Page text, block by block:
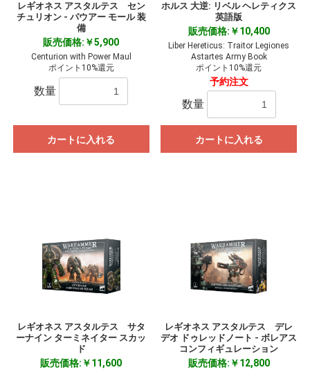
レギオネス アスタルテス セン
チュリオン - パウアー モール 装
備
販売価格:￥5,900
Centurion with Power Maul
ポイント10%還元
数量
カートに入れる
ホルス 大逆: リベル ヘレティクス
英語版
販売価格:￥10,400
Liber Hereticus: Traitor Legiones
Astartes Army Book
ポイント10%還元
予約注文
数量
カートに入れる
レギオネス アスタルテス サタ
ーナイン ターミネイター スカッ
ド
販売価格:￥11,600
レギオネス アスタルテス デレ
デオ ドゥレッドノート - ボレアス
コンフィギュレーション
販売価格:￥12,800